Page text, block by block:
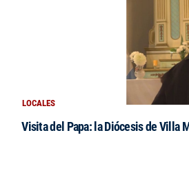
LOCALES
Visita del Papa: la Diócesis de Villa